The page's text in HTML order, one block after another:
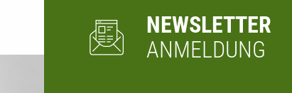
NEWSLETTER
ANMELDUNG